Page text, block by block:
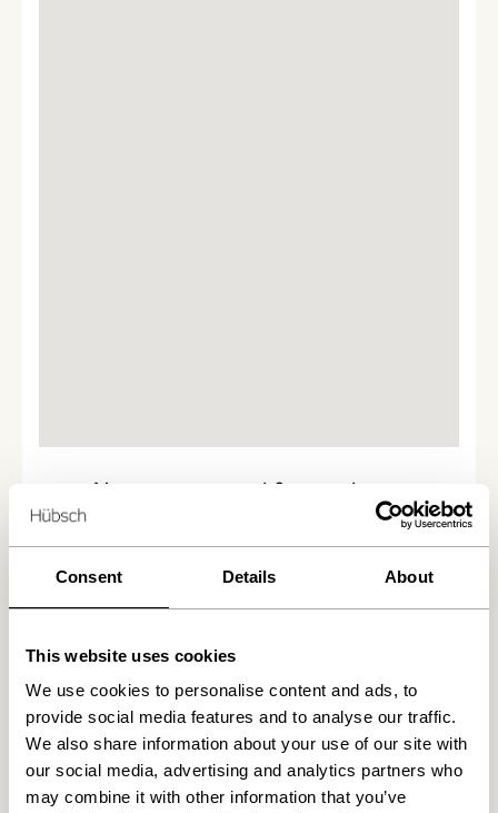
Consent Details About
This website uses cookies
We use cookies to personalise content and ads, to
provide social media features and to analyse our traffic.
We also share information about your use of our site with
our social media, advertising and analytics partners who
may combine it with other information that you’ve
Nous avons trouvé 0 magasins